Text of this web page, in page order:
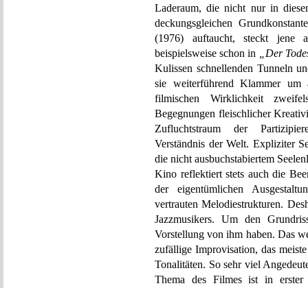
Laderaum, die nicht nur in
deckungsgleichen
(1976) auftaucht, steckt jene
beispielsweise schon in
„Der
Kulissen schnellenden Tunneln
sie weiterführend Klammer um
filmischen Wirklichkeit
Begegnungen fleischlicher
Zufluchtstraum der
Verständnis der Welt. Expliziter
die nicht ausbuchstabiertem
Kino reflektiert stets auch die
der eigentümlichen
vertrauten Melodiestrukturen.
Jazzmusikers. Um den
Vorstellung von ihm haben. Das
zufällige Improvisation, das
Tonalitäten. So sehr viel
Thema des Filmes ist in